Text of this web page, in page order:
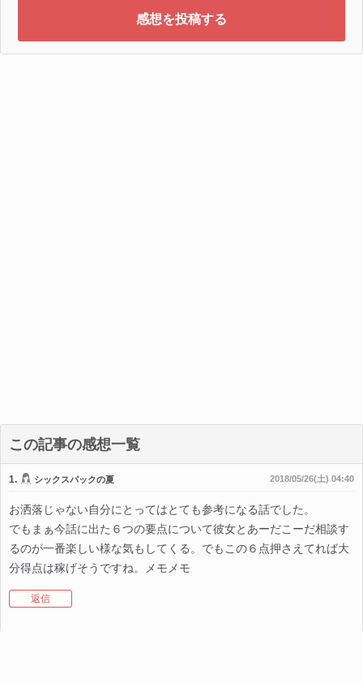
この記事の感想一覧
1. シックスパックの夏 2018/05/26(土) 04:40
お洒落じゃない自分にとってはとても参考になる話でした。
でもまぁ今話に出た６つの要点について彼女とあーだこーだ相談す
るのが一番楽しい様な気もしてくる。でもこの６点押さえてれば大
分得点は稼げそうですね。メモメモ
返信